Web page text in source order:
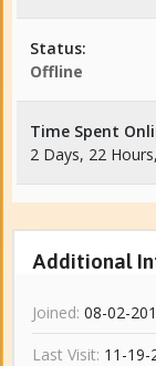
Status:
Offline
Time Spent
2 Days, 22
Additional
Joined: 08-02-
Last Visit: 11-19-